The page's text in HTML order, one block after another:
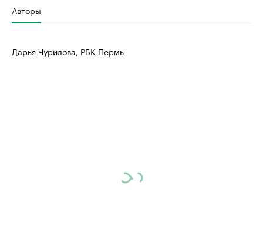
Авторы
Дарья Чурилова, РБК-Пермь